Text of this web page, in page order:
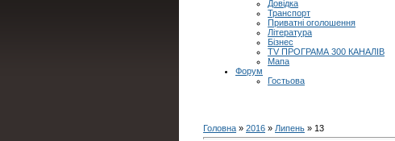
Довідка
Транспорт
Приватні оголошення
Література
Бізнес
TV ПРОГРАМА 300 КАНАЛІВ
Мапа
Форум
Гостьова
Головна » 2016 » Липень » 13